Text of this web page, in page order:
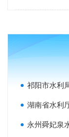
祁阳市水利
湖南省水利
永州舜妃泉